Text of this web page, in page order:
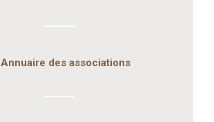
Annuaire des associations